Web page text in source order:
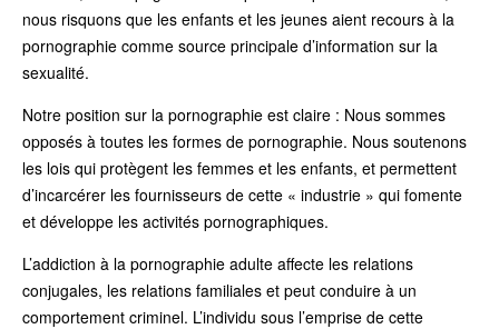
nous risquons que les enfants et les jeunes aient recours à la
pornographie comme source principale d’information sur la
sexualité.
Notre position sur la pornographie est claire : Nous sommes
opposés à toutes les formes de pornographie. Nous soutenons
les lois qui protègent les femmes et les enfants, et permettent
d’incarcérer les fournisseurs de cette « industrie » qui fomente
et développe les activités pornographiques.
L’addiction à la pornographie adulte affecte les relations
conjugales, les relations familiales et peut conduire à un
comportement criminel. L’individu sous l’emprise de cette